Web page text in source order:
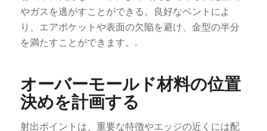
やガスを逃がすことができる。良好なベントによ
り、エアポケットや表面の欠陥を避け、金型の半分
を満たすことができます。.
オーバーモールド材料の位置
決めを計画する
射出ポイントは、重要な特徴やエッジの近くには配